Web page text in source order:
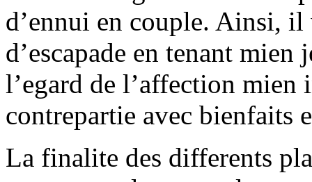
d’ennui en couple. Ainsi,
d’escapade en tenant
l’egard de l’affection
contrepartie avec bienfaits
La finalite des differents